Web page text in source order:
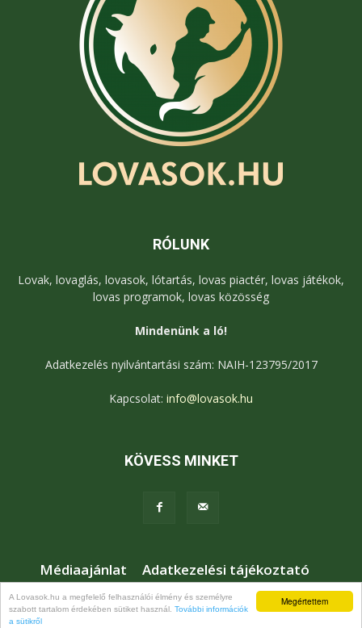
Megértettem
A Lovasok.hu a megfelelő felhasználói élmény és személyre
szabott tartalom érdekében sütiket használ. További információk
a sütikről
RÓLUNK
Lovak, lovaglás, lovasok, lótartás, lovas piactér, lovas játékok,
lovas programok, lovas közösség
Mindenünk a ló!
Adatkezelés nyilvántartási szám: NAIH-123795/2017
Kapcsolat: info@lovasok.hu
KÖVESS MINKET
Médiaajánlat
Adatkezelési tájékoztató
Jogi nyilatkozat
Karrier Kapcsolat
© Lovasok.hu